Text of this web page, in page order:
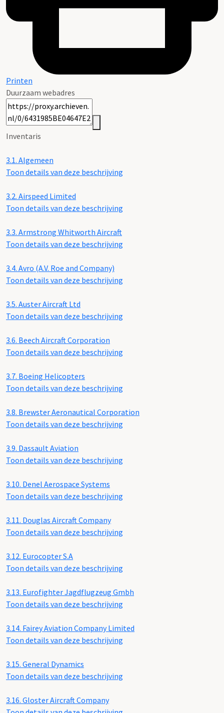
Printen
Duurzaam webadres
Inventaris
3.1. Algemeen
Toon details van deze beschrijving
3.2. Airspeed Limited
Toon details van deze beschrijving
3.3. Armstrong Whitworth Aircraft
Toon details van deze beschrijving
3.4. Avro (A.V. Roe and Company)
Toon details van deze beschrijving
3.5. Auster Aircraft Ltd
Toon details van deze beschrijving
3.6. Beech Aircraft Corporation
Toon details van deze beschrijving
3.7. Boeing Helicopters
Toon details van deze beschrijving
3.8. Brewster Aeronautical Corporation
Toon details van deze beschrijving
3.9. Dassault Aviation
Toon details van deze beschrijving
3.10. Denel Aerospace Systems
Toon details van deze beschrijving
3.11. Douglas Aircraft Company
Toon details van deze beschrijving
3.12. Eurocopter S.A
Toon details van deze beschrijving
3.13. Eurofighter Jagdflugzeug Gmbh
Toon details van deze beschrijving
3.14. Fairey Aviation Company Limited
Toon details van deze beschrijving
3.15. General Dynamics
Toon details van deze beschrijving
3.16. Gloster Aircraft Company